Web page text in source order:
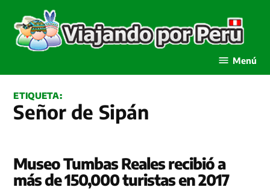
contenido
Menú
ETIQUETA:
Señor de Sipán
Museo Tumbas Reales recibió a
más de 150,000 turistas en 2017